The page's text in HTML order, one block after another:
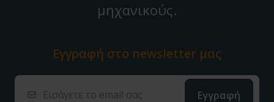
μηχανικούς.
Εγγραφή στο newsletter μας